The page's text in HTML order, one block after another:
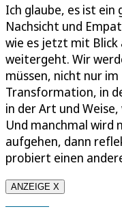
Ich glaube, es ist
Nachsicht und
wie es jetzt mit
weitergeht. Wir
müssen, nicht nur
Transformation, in
in der Art und
Und manchmal wird
aufgehen, dann
probiert einen
ANZEIGE X